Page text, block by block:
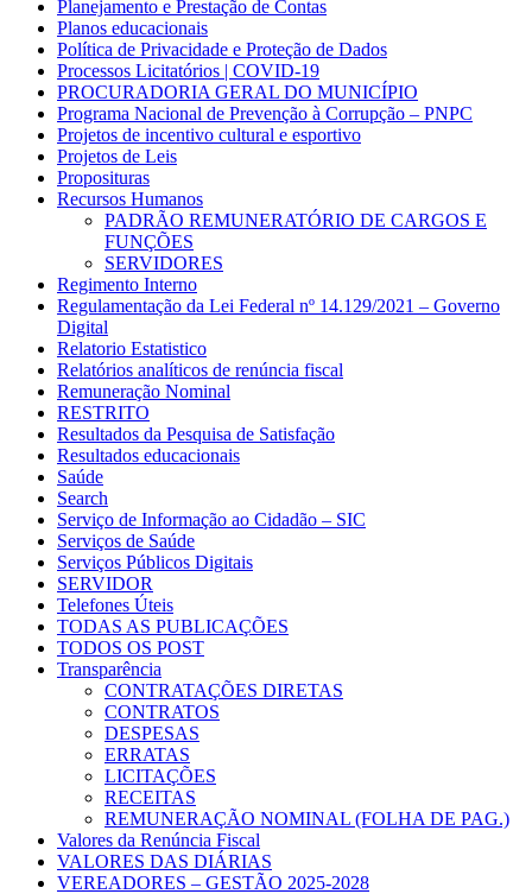
Planejamento e Prestação de Contas
Planos educacionais
Política de Privacidade e Proteção de Dados
Processos Licitatórios | COVID-19
PROCURADORIA GERAL DO MUNICÍPIO
Programa Nacional de Prevenção à Corrupção – PNPC
Projetos de incentivo cultural e esportivo
Projetos de Leis
Proposituras
Recursos Humanos
PADRÃO REMUNERATÓRIO DE CARGOS E
FUNÇÕES
SERVIDORES
Regimento Interno
Regulamentação da Lei Federal nº 14.129/2021 – Governo
Digital
Relatorio Estatistico
Relatórios analíticos de renúncia fiscal
Remuneração Nominal
RESTRITO
Resultados da Pesquisa de Satisfação
Resultados educacionais
Saúde
Search
Serviço de Informação ao Cidadão – SIC
Serviços de Saúde
Serviços Públicos Digitais
SERVIDOR
Telefones Úteis
TODAS AS PUBLICAÇÕES
TODOS OS POST
Transparência
CONTRATAÇÕES DIRETAS
CONTRATOS
DESPESAS
ERRATAS
LICITAÇÕES
RECEITAS
REMUNERAÇÃO NOMINAL (FOLHA DE PAG.)
Valores da Renúncia Fiscal
VALORES DAS DIÁRIAS
VEREADORES – GESTÃO 2025-2028